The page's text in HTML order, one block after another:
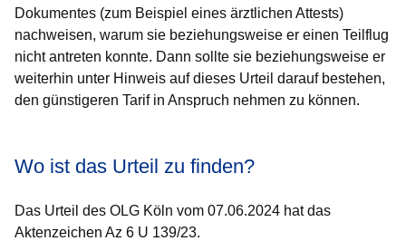
Dokumentes (zum Beispiel eines ärztlichen Attests)
nachweisen, warum sie beziehungsweise er einen Teilflug
nicht antreten konnte. Dann sollte sie beziehungsweise er
weiterhin unter Hinweis auf dieses Urteil darauf bestehen,
den günstigeren Tarif in Anspruch nehmen zu können.
Wo ist das Urteil zu finden?
Das Urteil des OLG Köln vom 07.06.2024 hat das
Aktenzeichen Az 6 U 139/23.